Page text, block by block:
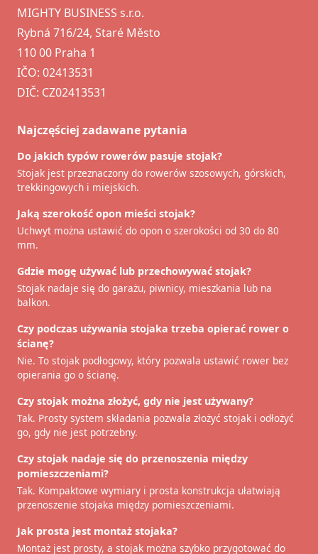
MIGHTY BUSINESS s.r.o.
Rybná 716/24, Staré Město
110 00 Praha 1
IČO: 02413531
DIČ: CZ02413531
Najczęściej zadawane pytania
Do jakich typów rowerów pasuje stojak?
Stojak jest przeznaczony do rowerów szosowych, górskich,
trekkingowych i miejskich.
Jaką szerokość opon mieści stojak?
Uchwyt można ustawić do opon o szerokości od 30 do 80
mm.
Gdzie mogę używać lub przechowywać stojak?
Stojak nadaje się do garażu, piwnicy, mieszkania lub na
balkon.
Czy podczas używania stojaka trzeba opierać rower o
ścianę?
Nie. To stojak podłogowy, który pozwala ustawić rower bez
opierania go o ścianę.
Czy stojak można złożyć, gdy nie jest używany?
Tak. Prosty system składania pozwala złożyć stojak i odłożyć
go, gdy nie jest potrzebny.
Czy stojak nadaje się do przenoszenia między
pomieszczeniami?
Tak. Kompaktowe wymiary i prosta konstrukcja ułatwiają
przenoszenie stojaka między pomieszczeniami.
Jak prosta jest montaż stojaka?
Montaż jest prosty, a stojak można szybko przygotować do